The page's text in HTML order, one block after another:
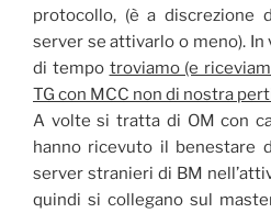
protocollo, (è a discrezione
server se attivarlo o meno). In
di tempo troviamo (e
TG con MCC non di nostra
A volte si tratta di OM con
hanno ricevuto il benestare
server stranieri di BM
quindi si collegano sul